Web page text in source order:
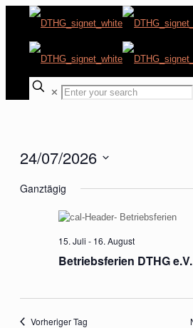
✕
24/07/2026
wählen.
Ganztägig
15. Juli - 16. August
Betriebsferien DTHG e.V.
Vorheriger Tag